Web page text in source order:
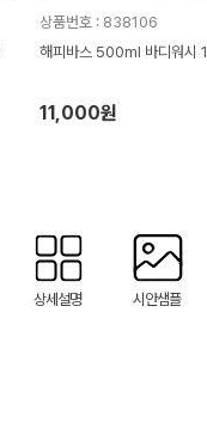
상품번호 : 838106
해피바스 500ml 바디워시
11,000원
상세설명 시안샘플